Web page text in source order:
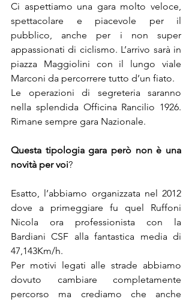
Ci aspettiamo una gara molto veloce,
spettacolare e piacevole per il
pubblico, anche per i non super
appassionati di ciclismo. L’arrivo sarà in
piazza Maggiolini con il lungo viale
Marconi da percorrere tutto d’un fiato.
Le operazioni di segreteria saranno
nella splendida Officina Rancilio 1926.
Rimane sempre gara Nazionale.
Questa tipologia gara però non è una
novità per voi?
Esatto, l’abbiamo organizzata nel 2012
dove a primeggiare fu quel Ruffoni
Nicola ora professionista con la
Bardiani CSF alla fantastica media di
47,143Km/h.
Per motivi legati alle strade abbiamo
dovuto cambiare completamente
percorso ma crediamo che anche